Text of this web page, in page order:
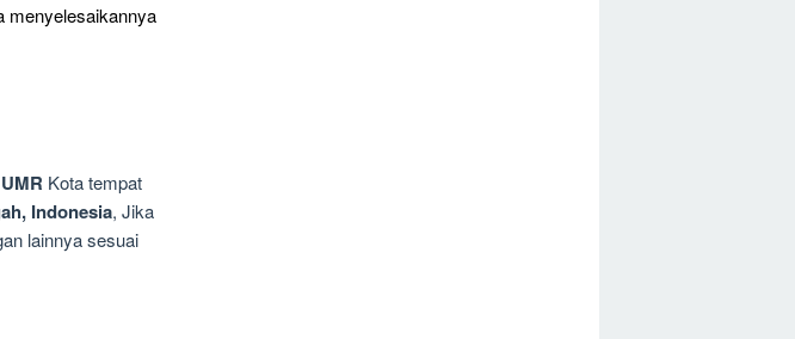
menyelesaikannya
UMR Kota tempat
Indonesia, Jika
lainnya sesuai